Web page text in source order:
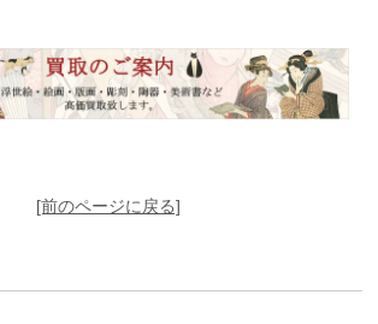
[前のページに戻る]